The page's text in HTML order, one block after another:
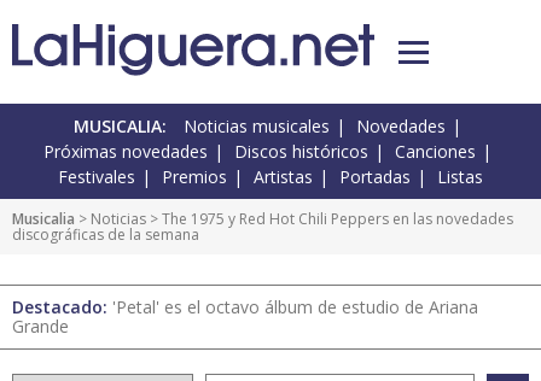
MUSICALIA: Noticias musicales
Novedades
Próximas novedades
Discos históricos
Canciones
Festivales
Premios Artistas Portadas Listas
Musicalia > Noticias > The 1975 y Red Hot Chili Peppers en las novedades
discográficas de la semana
Destacado: 'Petal' es el octavo álbum de estudio de Ariana
Grande